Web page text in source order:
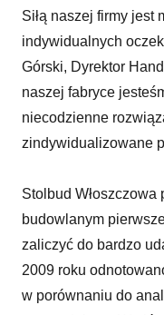
Siłą naszej firmy jest
indywidualnych
Górski, Dyrektor
naszej fabryce
niecodzienne
zindywidualizowane
Stolbud Włoszczowa
budowlanym
zaliczyć do bardzo
2009 roku
w porównaniu do